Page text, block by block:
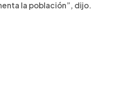
la población”, dijo.